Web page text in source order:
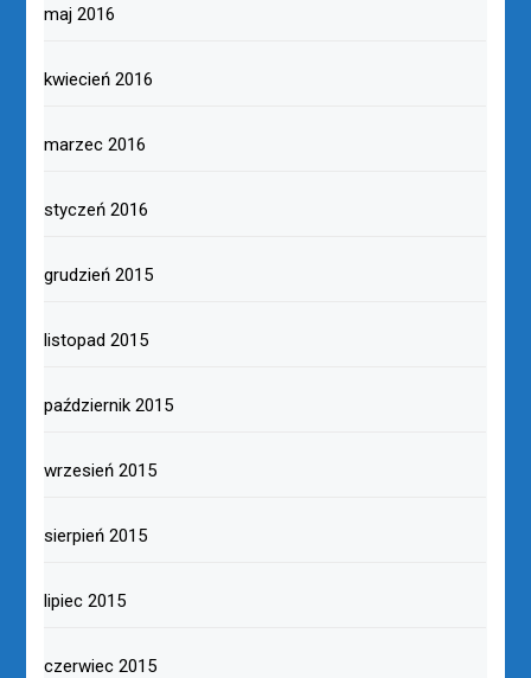
maj 2016
kwiecień 2016
marzec 2016
styczeń 2016
grudzień 2015
listopad 2015
październik 2015
wrzesień 2015
sierpień 2015
lipiec 2015
czerwiec 2015